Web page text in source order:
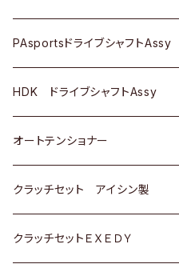
スバル
ＢＥＮＺ
スバル
三菱
スバル
マツダ
三菱
スバル
ダイハツ
マツダ
三菱
スバル
ダイハツ
マツダ
三菱
スバル
スズキ
日産
いすゞ
ダイハツ
マツダ
ＢＥＮＺ
ＢＭＷ
GOLF
ＷＡＧＥＮ
アストロ（シボレー）
ＢＥＮＺ
ＢＭＷ
ＷＡＧＥＮ
ＶＯＬＶＯ
PAsportsドライブシャフトAssy
トヨタ
ホンダ
スズキ
日産
HDK ドライブシャフトAssy
スズキ
ダイハツ
日産
オートテンショナー
トヨタ
クラッチセット アイシン製
ホンダ
クラッチセットＥＸＥＤＹ